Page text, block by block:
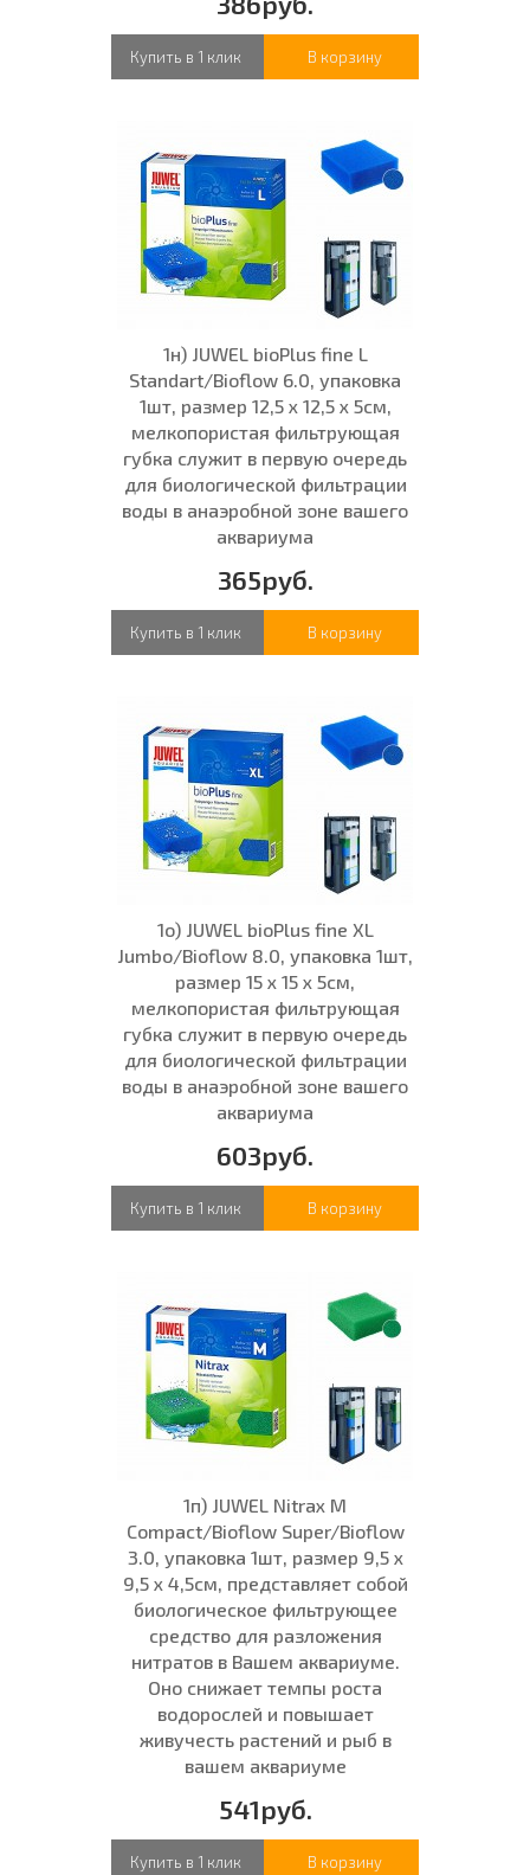
Купить в 1 клик В корзину
1н) JUWEL bioPlus fine L
Standart/Bioflow 6.0, упаковка
1шт, размер 12,5 x 12,5 x 5см,
мелкопористая фильтрующая
губка служит в первую очередь
для биологической фильтрации
воды в анаэробной зоне вашего
аквариума
365руб.
Купить в 1 клик В корзину
1о) JUWEL bioPlus fine XL
Jumbo/Bioflow 8.0, упаковка 1шт,
размер 15 x 15 x 5см,
мелкопористая фильтрующая
губка служит в первую очередь
для биологической фильтрации
воды в анаэробной зоне вашего
аквариума
603руб.
Купить в 1 клик В корзину
1п) JUWEL Nitrax M
Compact/Bioflow Super/Bioflow
3.0, упаковка 1шт, размер 9,5 x
9,5 x 4,5см, представляет собой
биологическое фильтрующее
средство для разложения
нитратов в Вашем аквариуме.
Оно снижает темпы роста
водорослей и повышает
живучесть растений и рыб в
вашем аквариуме
541руб.
Купить в 1 клик В корзину